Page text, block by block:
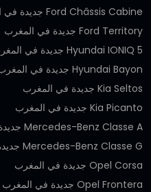
Ford Châssis Cabine جديدة في المغرب
Ford Territory جديدة في المغرب
Hyundai IONIQ 5 جديدة في المغرب
Hyundai Bayon جديدة في المغرب
Kia Seltos جديدة في المغرب
Kia Picanto جديدة في المغرب
Mercedes-Benz Classe A جديدة في المغرب
Mercedes-Benz Classe G جديدة في المغرب
Opel Corsa جديدة في المغرب
Opel Frontera جديدة في المغرب